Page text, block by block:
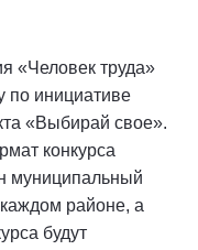
«Человек труда»
по инициативе
«Выбирай свое».
конкурса
муниципальный
районе, а
будут